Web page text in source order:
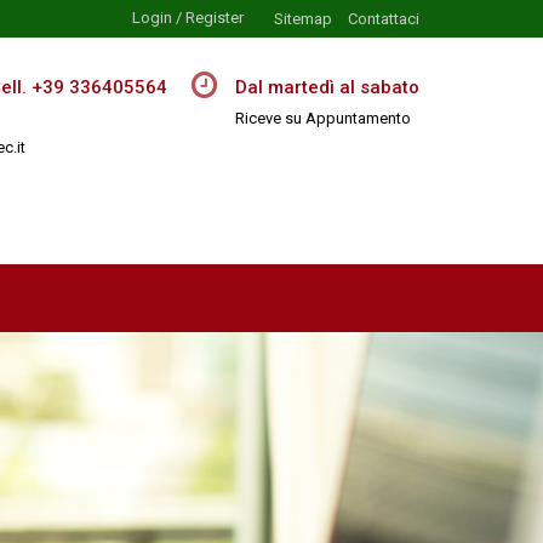
Sitemap Contattaci
Login / Register
Dal martedì al sabato
Riceve su Appuntamento
+39 336405564